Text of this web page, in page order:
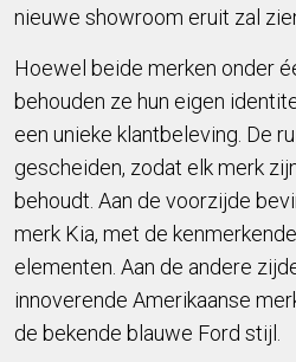
nieuwe showroom eruit zal
Hoewel beide merken onder
behouden ze hun eigen
een unieke klantbeleving. De
gescheiden, zodat elk merk
behoudt. Aan de voorzijde
merk Kia, met de
elementen. Aan de andere
innoverende Amerikaanse
de bekende blauwe Ford stijl.